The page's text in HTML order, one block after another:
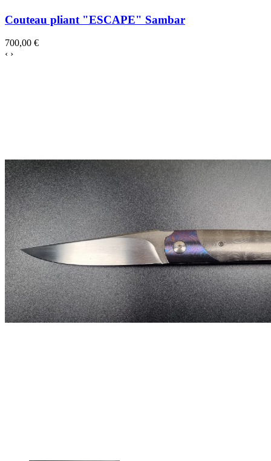
Couteau pliant "ESCAPE" Sambar
700,00 €
‹ ›